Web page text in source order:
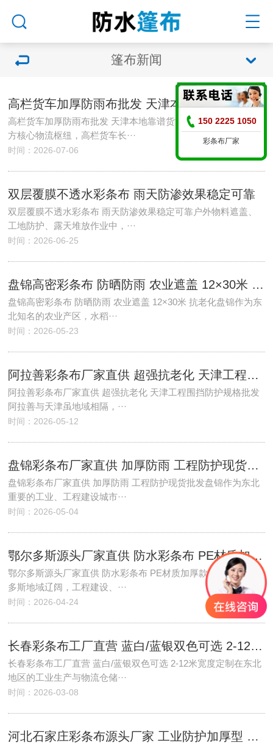
篷布新闻
高栏货车加厚防雨布批发 天津本地靠谱货源怎么选
高栏货车加厚防雨布批发 天津本地靠谱货源怎么选天津作为北
方核心物流枢纽，高栏货车长···
时间：2026-07-06
双层覆膜不透水彩条布 雨天防渗效果稳定可靠
双层覆膜不透水彩条布 雨天防渗效果稳定可靠户外物料遮盖、
工地防护、露天堆放作业中，···
时间：2026-06-25
盘锦高密彩条布 防晒防雨 农业遮盖 12×30米 抗老化
盘锦高密彩条布 防晒防雨 农业遮盖 12×30米 抗老化盘锦作为东
北知名的农业产区，水稻···
时间：2026-05-23
阿拉善彩条布厂家直供 超强抗老化 天津工程围挡防护规格批发
阿拉善彩条布厂家直供 超强抗老化 天津工程围挡防护规格批发
阿拉善与天津虽地域相隔，···
时间：2026-05-12
盘锦彩条布厂家直供 加厚防雨 工程防护现货批发
盘锦彩条布厂家直供 加厚防雨 工程防护现货批发盘锦作为东北
重要的工业、工程建设城市···
时间：2026-05-04
鄂尔多斯源头厂家直供 防水彩条布 PE材质加厚款规格齐全
鄂尔多斯源头厂家直供 防水彩条布 PE材质加厚款规格齐全鄂尔
多斯地域辽阔，工程建设、···
时间：2026-04-24
长春彩条布工厂直营 蓝白/蓝银双色可选 2-12米宽度定制
长春彩条布工厂直营 蓝白/蓝银双色可选 2-12米宽度定制在东北
地区的工业生产与物流仓储···
时间：2026-03-08
河北石家庄彩条布源头厂家 工业防护加厚型 质保3年
150 2225 1050
彩条布厂家